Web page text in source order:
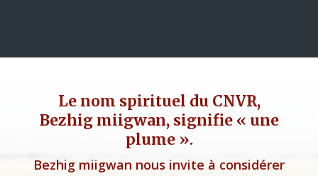
Le nom spirituel du CNVR,
Bezhig miigwan, signifie « une
plume ».
Bezhig miigwan nous invite à considérer